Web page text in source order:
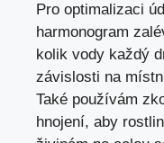
Pro optimalizaci
harmonogram
kolik vody každý
závislosti na
Také používám
hnojení, aby